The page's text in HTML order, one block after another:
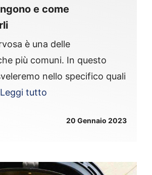
e come
è una delle
più comuni. In questo
nello specifico quali
Leggi tutto
20 Gennaio 2023